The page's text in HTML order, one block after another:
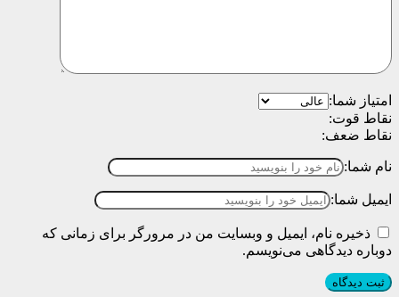
امتیاز شما:
نقاط قوت:
نقاط ضعف:
نام شما:
ایمیل شما:
ذخیره نام، ایمیل و وبسایت من در مرورگر برای زمانی که
دوباره دیدگاهی می‌نویسم.